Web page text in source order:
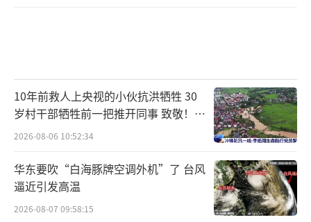
10年前救人上央视的小伙抗洪牺牲 30
岁村干部牺牲前一把推开同事 致敬！送
别！
2026-08-06 10:52:34
华东要吹“白海豚牌空调外机”了 台风
逼近引发高温
2026-08-07 09:58:15